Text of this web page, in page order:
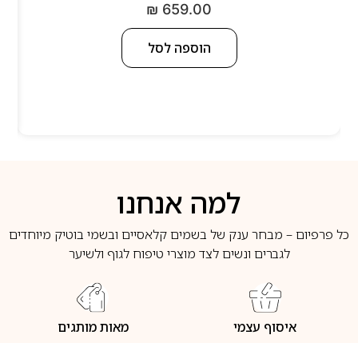
₪ 659.00
הוספה לסל
למה אנחנו
כל פרפיום – מבחר ענק של בשמים קלאסיים ובשמי בוטיק מיוחדים
לגברים ונשים לצד מוצרי טיפוח לגוף ולשיער
איסוף עצמי מאות מותגים